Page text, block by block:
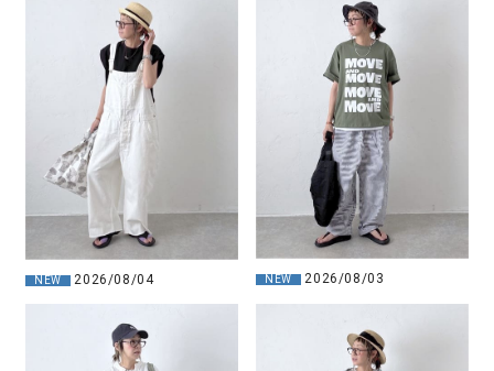
NEW 2026/08/04 NEW 2026/08/03